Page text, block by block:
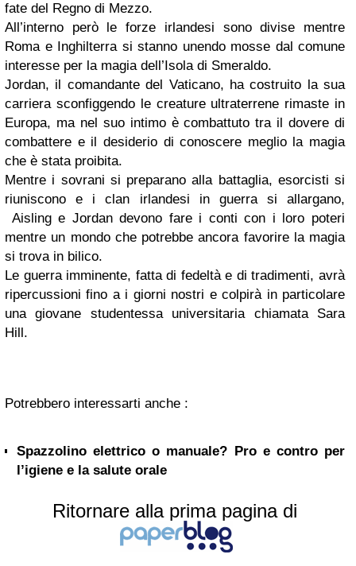
fate del Regno di Mezzo.
All’interno però le forze irlandesi sono divise mentre
Roma e Inghilterra si stanno unendo mosse dal comune
interesse per la magia dell’Isola di Smeraldo.
Jordan, il comandante del Vaticano, ha costruito la sua
carriera sconfiggendo le creature ultraterrene rimaste in
Europa, ma nel suo intimo è combattuto tra il dovere di
combattere e il desiderio di conoscere meglio la magia
che è stata proibita.
Mentre i sovrani si preparano alla battaglia, esorcisti si
riuniscono e i clan irlandesi in guerra si allargano,
Aisling e Jordan devono fare i conti con i loro poteri
mentre un mondo che potrebbe ancora favorire la magia
si trova in bilico.
Le guerra imminente, fatta di fedeltà e di tradimenti, avrà
ripercussioni fino a i giorni nostri e colpirà in particolare
una giovane studentessa universitaria chiamata Sara
Hill.
Potrebbero interessarti anche :
Spazzolino elettrico o manuale? Pro e contro per
l’igiene e la salute orale
Ritornare alla prima pagina di